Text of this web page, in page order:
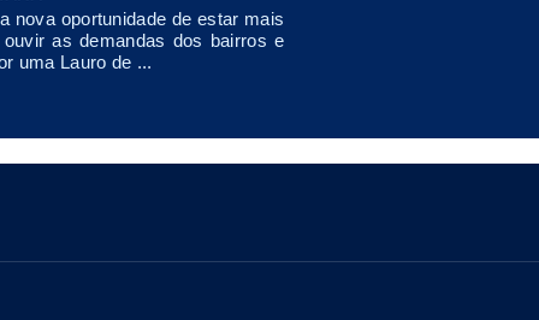
nova oportunidade de estar mais
as demandas dos bairros e
uma Lauro de ...